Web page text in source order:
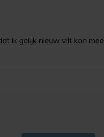
ik gelijk nieuw vilt kon